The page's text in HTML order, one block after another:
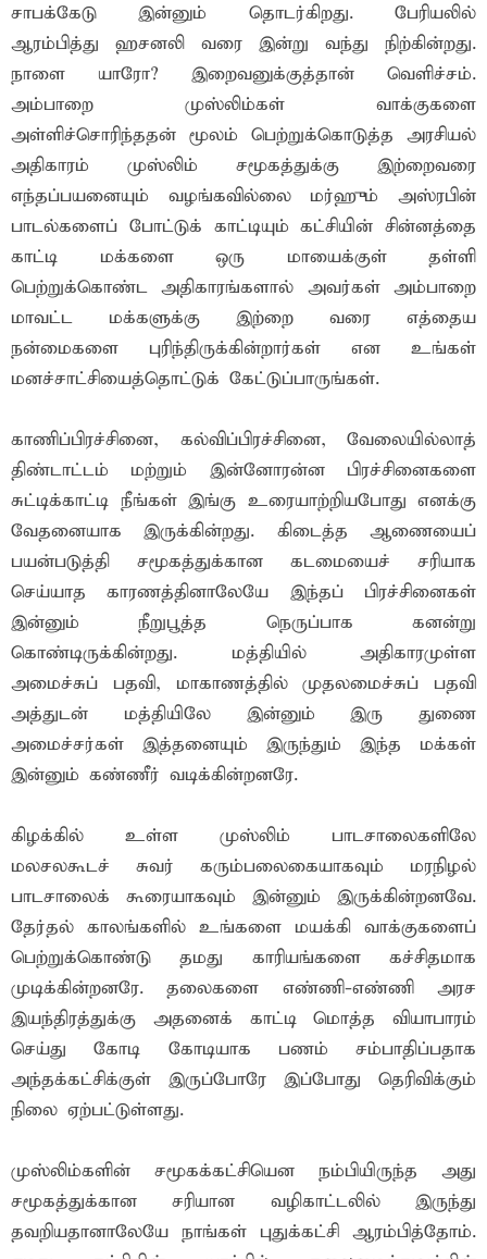
சாபக்கேடு இன்னும் தொடர்கிறது. பேரியலில்
ஆரம்பித்து ஹசனலி வரை இன்று வந்து நிற்கின்றது.
நாளை யாரோ? இறைவனுக்குத்தான் வெளிச்சம்.
அம்பாறை முஸ்லிம்கள் வாக்குகளை
அள்ளிச்சொரிந்ததன் மூலம் பெற்றுக்கொடுத்த அரசியல்
அதிகாரம் முஸ்லிம் சமூகத்துக்கு இற்றைவரை
எந்தப்பயனையும் வழங்கவில்லை மர்ஹும் அஸ்ரபின்
பாடல்களைப் போட்டுக் காட்டியும் கட்சியின் சின்னத்தை
காட்டி மக்களை ஒரு மாயைக்குள் தள்ளி
பெற்றுக்கொண்ட அதிகாரங்களால் அவர்கள் அம்பாறை
மாவட்ட மக்களுக்கு இற்றை வரை எத்தைய
நன்மைகளை புரிந்திருக்கின்றார்கள் என உங்கள்
மனச்சாட்சியைத்தொட்டுக் கேட்டுப்பாருங்கள்.
காணிப்பிரச்சினை, கல்விப்பிரச்சினை, வேலையில்லாத்
திண்டாட்டம் மற்றும் இன்னோரன்ன பிரச்சினைகளை
சுட்டிக்காட்டி நீங்கள் இங்கு உரையாற்றியபோது எனக்கு
வேதனையாக இருக்கின்றது. கிடைத்த ஆணையைப்
பயன்படுத்தி சமூகத்துக்கான கடமையைச் சரியாக
செய்யாத காரணத்தினாலேயே இந்தப் பிரச்சினைகள்
இன்னும் நீறுபூத்த நெருப்பாக கனன்று
கொண்டிருக்கின்றது. மத்தியில் அதிகாரமுள்ள
அமைச்சுப் பதவி, மாகாணத்தில் முதலமைச்சுப் பதவி
அத்துடன் மத்தியிலே இன்னும் இரு துணை
அமைச்சர்கள் இத்தனையும் இருந்தும் இந்த மக்கள்
இன்னும் கண்ணீர் வடிக்கின்றனரே.
கிழக்கில் உள்ள முஸ்லிம் பாடசாலைகளிலே
மலசலகூடச் சுவர் கரும்பலைகையாகவும் மரநிழல்
பாடசாலைக் கூரையாகவும் இன்னும் இருக்கின்றனவே.
தேர்தல் காலங்களில் உங்களை மயக்கி வாக்குகளைப்
பெற்றுக்கொண்டு தமது காரியங்களை கச்சிதமாக
முடிக்கின்றனரே. தலைகளை எண்ணி-எண்ணி அரச
இயந்திரத்துக்கு அதனைக் காட்டி மொத்த வியாபாரம்
செய்து கோடி கோடியாக பணம் சம்பாதிப்பதாக
அந்தக்கட்சிக்குள் இருப்போரே இப்போது தெரிவிக்கும்
நிலை ஏற்பட்டுள்ளது.
முஸ்லிம்களின் சமூகக்கட்சியென நம்பியிருந்த அது
சமூகத்துக்கான சரியான வழிகாட்டலில் இருந்து
தவறியதானாலேயே நாங்கள் புதுக்கட்சி ஆரம்பித்தோம்.